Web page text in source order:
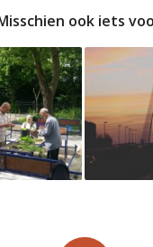
ook iets